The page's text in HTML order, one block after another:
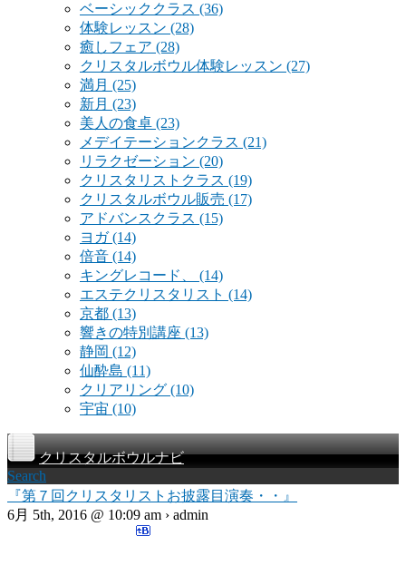
ベーシッククラス (36)
体験レッスン (28)
癒しフェア (28)
クリスタルボウル体験レッスン (27)
満月 (25)
新月 (23)
美人の食卓 (23)
メデイテーションクラス (21)
リラクゼーション (20)
クリスタリストクラス (19)
クリスタルボウル販売 (17)
アドバンスクラス (15)
ヨガ(14)
倍音 (14)
キングレコード、 (14)
エステクリスタリスト (14)
京都 (13)
響きの特別講座 (13)
静岡 (12)
仙酔島 (11)
クリアリング (10)
宇宙 (10)
クリスタルボウルナビ
Search
『第７回クリスタリストお披露目演奏・・』
6月 5th, 2016 @ 10:09 am › admin